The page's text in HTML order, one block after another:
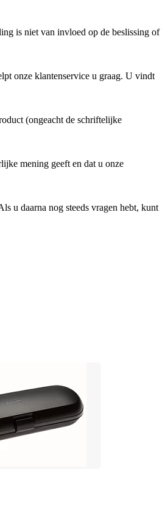
is niet van invloed op de beslissing of
onze klantenservice u graag. U vindt
(ongeacht de schriftelijke
mening geeft en dat u onze
u daarna nog steeds vragen hebt, kunt